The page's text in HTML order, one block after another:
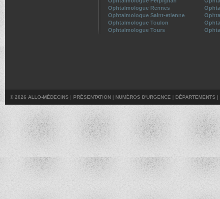
Ophtalmologue Rennes
Ophtalmologue Saint-etienne
Ophtalmologue Toulon
Ophtalmologue Tours
© 2026 ALLO-MÉDECINS | PRÉSENTATION | NUMÉROS D'URGENCE | DÉPARTEMENTS |